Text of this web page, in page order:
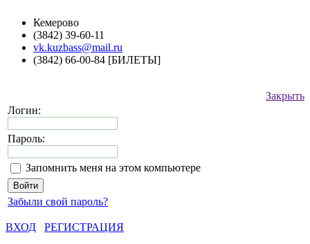
Кемерово
(3842) 39-60-11
vk.kuzbass@mail.ru
(3842) 66-00-84 [БИЛЕТЫ]
Закрыть
Логин:
Пароль:
Запомнить меня на этом компьютере
Забыли свой пароль?
ВХОД
РЕГИСТРАЦИЯ